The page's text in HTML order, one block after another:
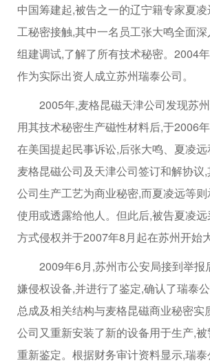
中国筹建起,被告之一的辽宁籍专家夏
工秘密接触,其中一名员工张大鸣全面
组建调试,了解了所有技术秘密。2004
作为实际出资人成立苏州瑞泰公司。
2005年,麦格昆磁天津公司发现苏州
用其技术秘密生产磁性材料后,于2006
在美国提起民事诉讼,后张大鸣、夏凌
麦格昆磁公司及天津公司签订和解协议
公司生产工艺为商业秘密,而夏凌远等
使用或透露给他人。但此后,被告夏凌
方式侵权并于2007年8月起在苏州开始
2009年6月,苏州市公安局接到举报
嫌侵权设备,并进行了鉴定,确认了瑞泰
总成及相关结构与麦格昆磁商业秘密实
公司又重新安装了新的设备用于生产,
重新鉴定。根据财务审计资料显示,瑞